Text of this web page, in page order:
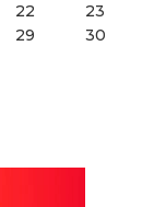
22
23
29
30